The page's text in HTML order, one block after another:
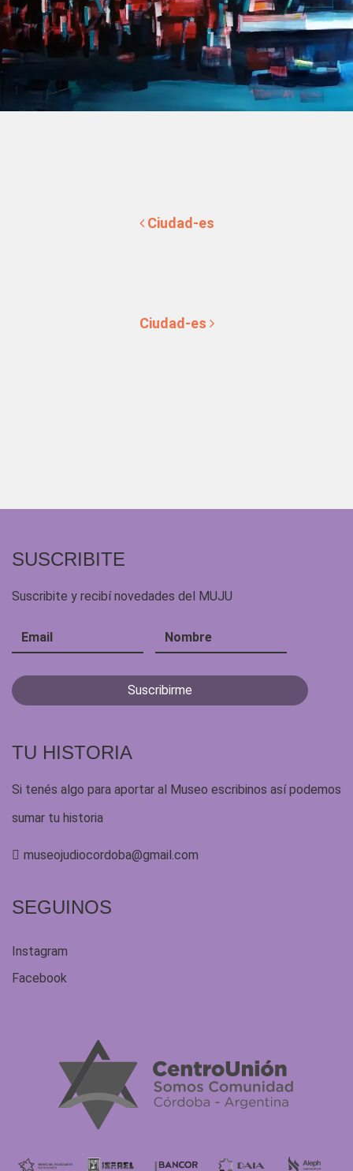
Ciudad-es
Ciudad-es
SUSCRIBITE
Suscribite y recibí novedades del MUJU
TU HISTORIA
Si tenés algo para aportar al Museo escribinos así podemos
sumar tu historia
museojudiocordoba@gmail.com
SEGUINOS
Instagram
Facebook